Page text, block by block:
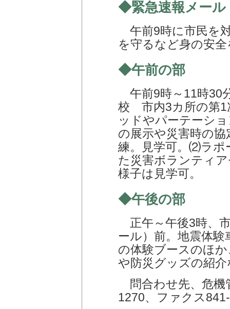
◆緊急速報メール
午前9時に市民を
を守るなど身の安
◆午前の部
午前9時～11時30
校 市内3カ所の第1
ッドやパーテーシ
の展示や災害時の
練。見学可。⑵ラ
た災害ボランティ
様子は見学可。
◆午後の部
正午～午後3時、
ール）前。地震体
の体験ブースのほ
や防災グッズの紹
問合わせ先、危
1270、ファクス